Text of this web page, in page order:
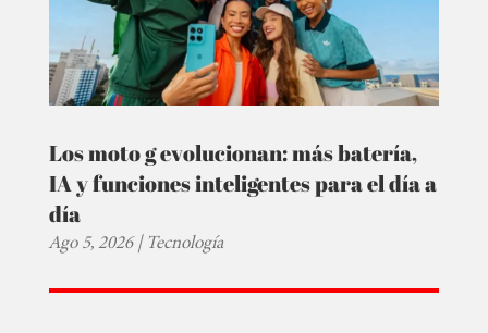
Los moto g evolucionan: más batería,
IA y funciones inteligentes para el día a
día
Ago 5, 2026|Tecnología